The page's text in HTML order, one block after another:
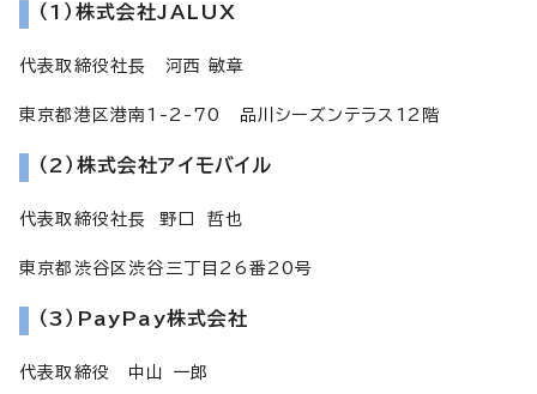
（1）株式会社JALUX
代表取締役社長 河西 敏章
東京都港区港南1-2-70 品川シーズンテラス12階
（2）株式会社アイモバイル
代表取締役社長 野口 哲也
東京都渋谷区渋谷三丁目26番20号
（3）PayPay株式会社
代表取締役 中山 一郎